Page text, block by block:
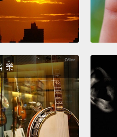
效果。 我們還可以增加日常
點心和飲料。此外，對有特
製化解決方案，例如用在醫
混合劑。
Leading global
nutrition is the best
health and development.
brighter future for
樂